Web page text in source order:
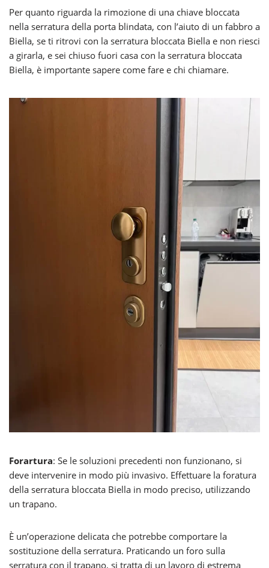
Per quanto riguarda la rimozione di una chiave bloccata
nella serratura della porta blindata, con l’aiuto di un fabbro a
Biella, se ti ritrovi con la serratura bloccata Biella e non riesci
a girarla, e sei chiuso fuori casa con la serratura bloccata
Biella, è importante sapere come fare e chi chiamare.
Forartura: Se le soluzioni precedenti non funzionano, si
deve intervenire in modo più invasivo. Effettuare la foratura
della serratura bloccata Biella in modo preciso, utilizzando
un trapano.
È un’operazione delicata che potrebbe comportare la
sostituzione della serratura. Praticando un foro sulla
serratura con il trapano, si tratta di un lavoro di estrema